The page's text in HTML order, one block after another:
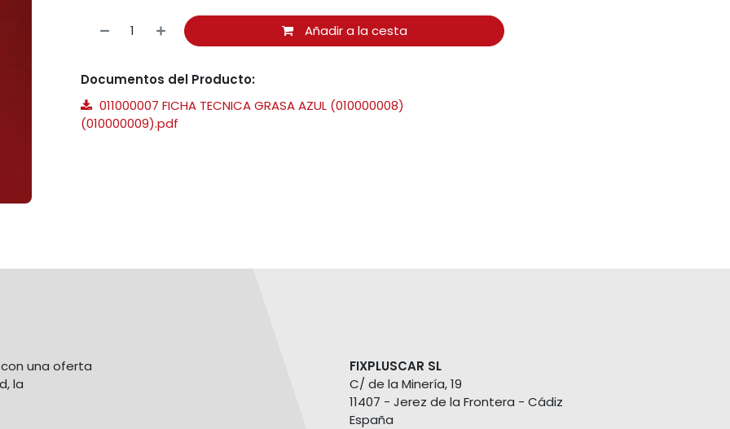
Añadir a la cesta
Documentos del Producto:
011000007 FICHA TECNICA GRASA AZUL (010000008)
(010000009).pdf
una oferta
la
FIXPLUSCAR SL
C/ de la Minería, 19
11407 - Jerez de la Frontera - Cádiz
España